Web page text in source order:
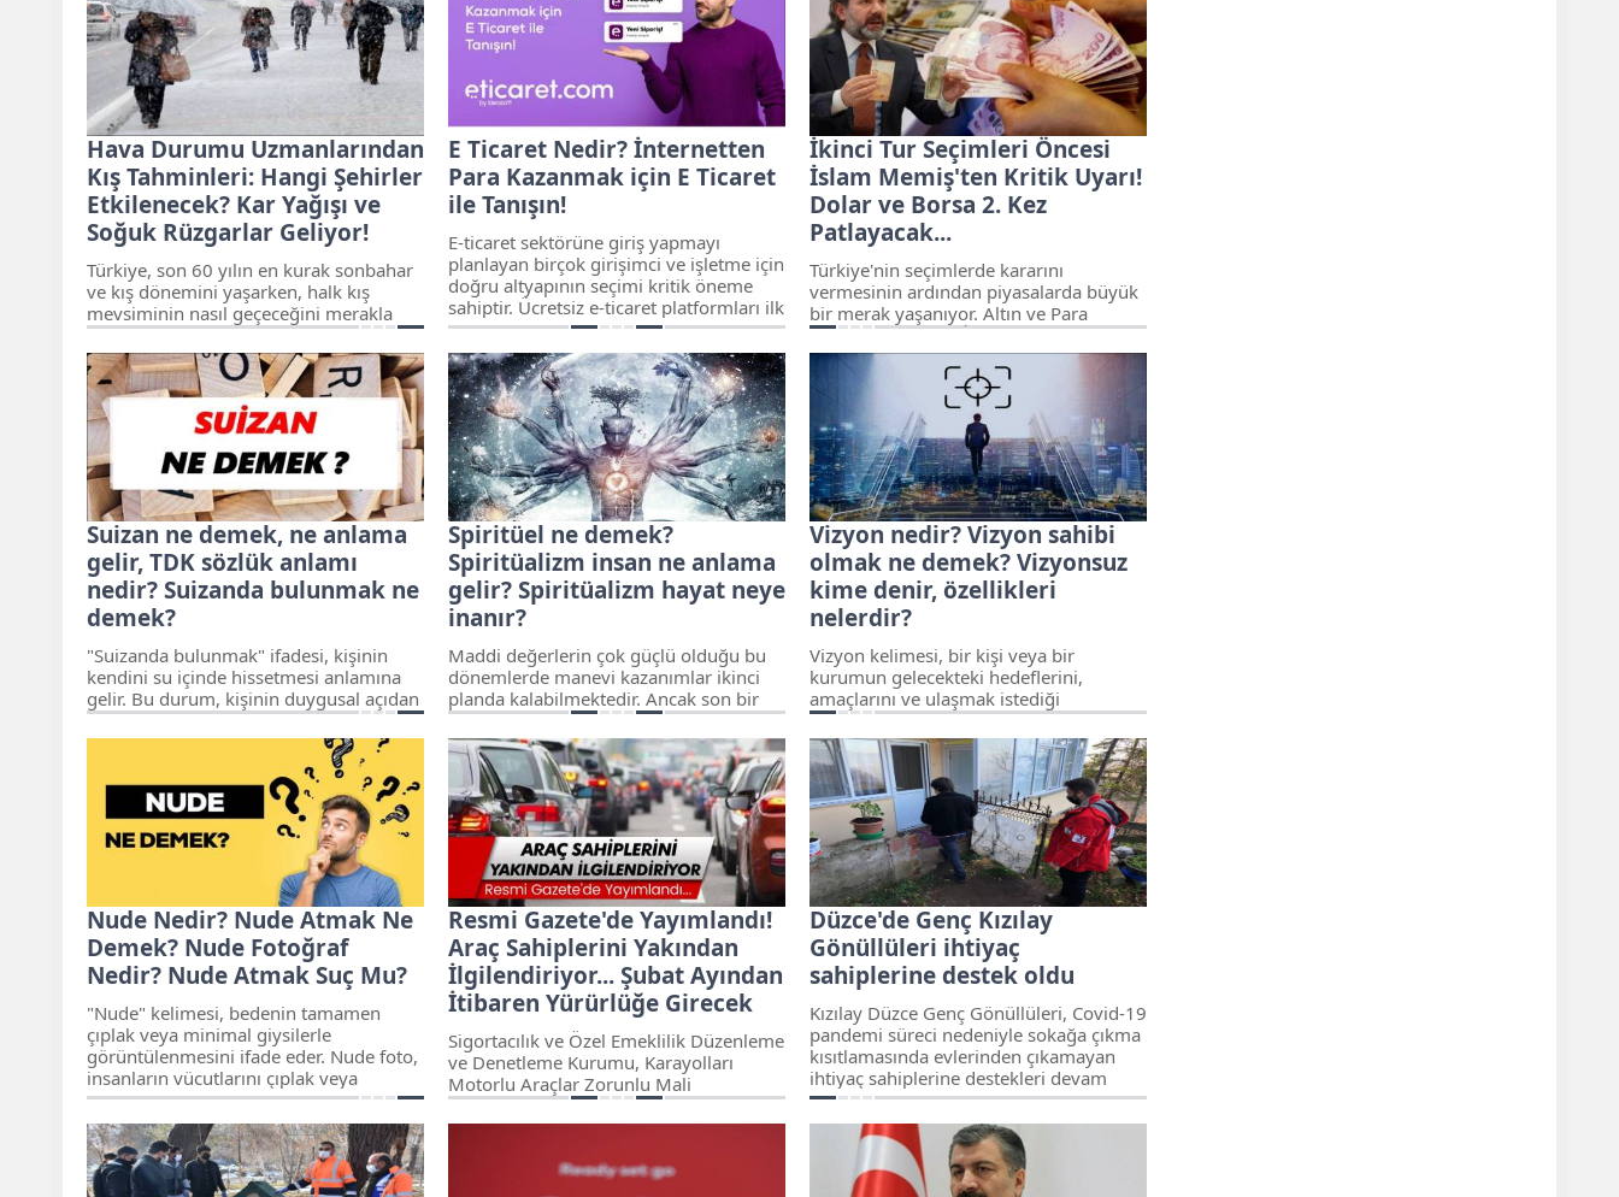
Hava Durumu Uzmanlarından
Kış Tahminleri: Hangi Şehirler
Etkilenecek? Kar Yağışı ve
Soğuk Rüzgarlar Geliyor!
Türkiye, son 60 yılın en kurak sonbahar
ve kış dönemini yaşarken, halk kış
mevsiminin nasıl geçeceğini merakla
bekliyor. Uzmanlara göre, önümüzdeki
dönemde bol yağışlı ve soğuk bir kışa
hazırlıklı olunmalı. İşte hava olaylarına
dair gün gün beklenenler...
E Ticaret Nedir? İnternetten
Para Kazanmak için E Ticaret
ile Tanışın!
E-ticaret sektörüne giriş yapmayı
planlayan birçok girişimci ve işletme için
doğru altyapının seçimi kritik öneme
sahiptir. Ücretsiz e-ticaret platformları ilk
bakışta riskli ya da sınırlı gibi görünse
de, başlangıç seviyesi seçenekler
oldukça işlevseldir.
İkinci Tur Seçimleri Öncesi
İslam Memiş'ten Kritik Uyarı!
Dolar ve Borsa 2. Kez
Patlayacak...
Türkiye'nin seçimlerde kararını
vermesinin ardından piyasalarda büyük
bir merak yaşanıyor. Altın ve Para
Piyasaları Uzmanı İslam Memiş, seçim
sonrası piyasaları değerlendirerek
yatırımcılara önemli bir uyarıda
Suizan ne demek, ne anlama
gelir, TDK sözlük anlamı
nedir? Suizanda bulunmak ne
demek?
"Suizanda bulunmak" ifadesi, kişinin
kendini su içinde hissetmesi anlamına
gelir. Bu durum, kişinin duygusal açıdan
zor ve stresli bir süreç geçirdiğini ve
kendini boğucu bir ortamda
bulunduğunu gösterir. Son zamanların
en popüler ve merak edilen kelimeleri
arasında suizan bulunmak kelimesi yer
almaktadır. Suizan ne demek sizler için
ayrıntıları ile derledik.
Spiritüel ne demek?
Spiritüalizm insan ne anlama
gelir? Spiritüalizm hayat neye
inanır?
Maddi değerlerin çok güçlü olduğu bu
dönemlerde manevi kazanımlar ikinci
planda kalabilmektedir. Ancak son bir
kaç yıldır spiritüel yaklaşımlar önem
kazanmaya başlamıştır. Spiritüel
kelimesi, insanların ruhsal, manevi veya
düşünsel yönden gelişmeyi veya
kendilerini keşfetmeyi amaçlayan her
türlü faaliyeti veya düşünceyi ifade eder.
Vizyon nedir? Vizyon sahibi
olmak ne demek? Vizyonsuz
kime denir, özellikleri
nelerdir?
Vizyon kelimesi, bir kişi veya bir
kurumun gelecekteki hedeflerini,
amaçlarını ve ulaşmak istediği
durumları açıkça tanımlayan bir
kavramdır. Vizyon, Türkçeye İngilizce
dilinden geçmiş bir kelimedir. Türk dil
kurumuna göre anlamı ise gelecekteki
hedefe ulaşmak için izlenen yol
anlamına gelir. Vizyonsuz kişilerin
özellikleri nelerdir sizler için derledik.
Nude Nedir? Nude Atmak Ne
Demek? Nude Fotoğraf
Nedir? Nude Atmak Suç Mu?
"Nude" kelimesi, bedenin tamamen
çıplak veya minimal giysilerle
görüntülenmesini ifade eder. Nude foto,
insanların vücutlarını çıplak veya
minimal giysilerle görüntüleyen
fotoğraflardır. Nude atmak suç mu?
Nude nedir, nasıl atılır? İşte merak
edilenler...
Resmi Gazete'de Yayımlandı!
Araç Sahiplerini Yakından
İlgilendiriyor... Şubat Ayından
İtibaren Yürürlüğe Girecek
Sigortacılık ve Özel Emeklilik Düzenleme
ve Denetleme Kurumu, Karayolları
Motorlu Araçlar Zorunlu Mali
Sorumluluk Sigortasında Tarife
Uygulama Esasları Hakkında
sigortasında tavan primi 1 Şubat'tan
itibaren yüzde 20 oranında artırılırken,
Düzce'de Genç Kızılay
Gönüllüleri ihtiyaç
sahiplerine destek oldu
Kızılay Düzce Genç Gönüllüleri, Covid-19
pandemi süreci nedeniyle sokağa çıkma
kısıtlamasında evlerinden çıkamayan
ihtiyaç sahiplerine destekleri devam
ediyor.